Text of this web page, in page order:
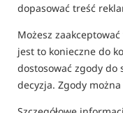
dopasować treść
Możesz
jest to konieczne do
dostosować zgody do
decyzja. Zgody